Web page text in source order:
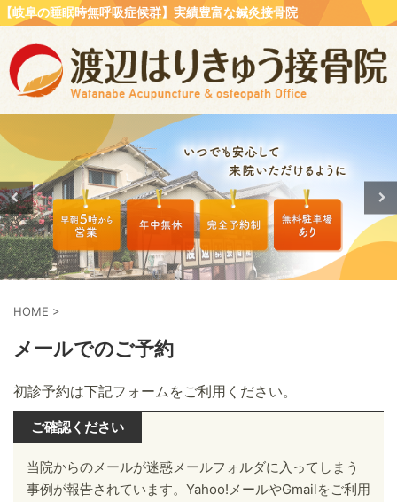
【岐阜の睡眠時無呼吸症候群】実績豊富な鍼灸接骨院
HOME >
メールでのご予約
初診予約は下記フォームをご利用ください。
ご確認ください
当院からのメールが迷惑メールフォルダに入ってしまう
事例が報告されています。Yahoo!メールやGmailをご利用